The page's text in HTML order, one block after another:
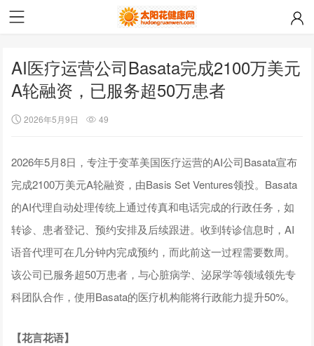
AI医疗运营公司Basata完成2100万美元
A轮融资，已服务超50万患者
2026年5月9日 49
2026年5月8日，专注于变革美国医疗运营的AI公司Basata宣布
完成2100万美元A轮融资，由Basis Set Ventures领投。Basata
的AI代理自动处理传统上通过传真和电话完成的行政任务，如
转诊、患者登记、预约安排及后续跟进。收到转诊信息时，AI
语音代理可在几分钟内完成预约，而此前这一过程需要数周。
该公司已服务超50万患者，与心脏病学、泌尿学等领域领先专
科团队合作，使用Basata的医疗机构能将行政能力提升50%。
【花言花语】